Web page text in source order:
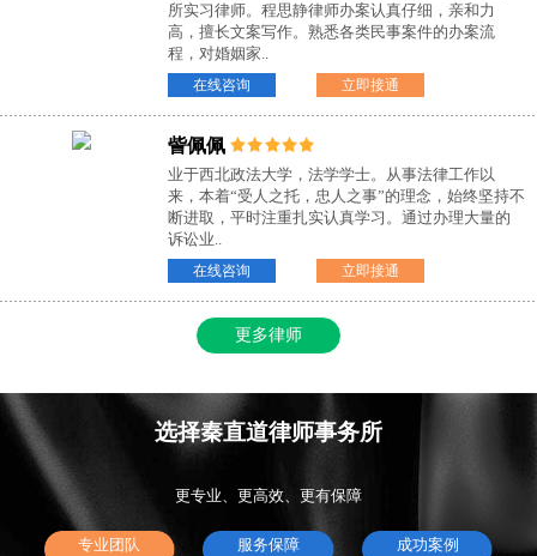
所实习律师。程思静律师办案认真仔细，亲和力
高，擅长文案写作。熟悉各类民事案件的办案流
程，对婚姻家..
在线咨询 立即接通
訾佩佩
业于西北政法大学，法学学士。从事法律工作以
来，本着“受人之托，忠人之事”的理念，始终坚持不
断进取，平时注重扎实认真学习。通过办理大量的
诉讼业..
在线咨询 立即接通
更多律师
选择秦直道律师事务所
更专业、更高效、更有保障
专业团队 服务保障 成功案例